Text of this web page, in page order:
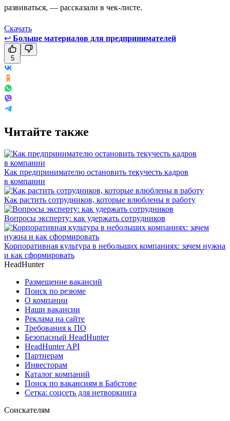
развиваться, — рассказали в чек-листе.
Скачать
↩ Больше материалов для предпринимателей
5
Читайте также
Как предпринимателю остановить текучесть кадров
в компании
Как растить сотрудников, которые влюблены в работу
Вопросы эксперту: как удержать сотрудников
Корпоративная культура в небольших компаниях: зачем нужна
и как сформировать
HeadHunter
Размещение вакансий
Поиск по резюме
О компании
Наши вакансии
Реклама на сайте
Требования к ПО
Безопасный HeadHunter
HeadHunter API
Партнерам
Инвесторам
Каталог компаний
Поиск по вакансиям в Бабстове
Сетка: соцсеть для нетворкинга
Соискателям